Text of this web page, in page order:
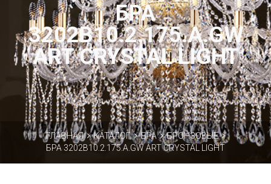
БРА
3202B10.2.175.A.GW
ART CRYSTAL LIGHT
ГЛАВНАЯ КАТАЛОГ БРА
БРОНЗОВЫЕ
БРА 3202B10.2.175.A.GW ART CRYSTAL LIGHT